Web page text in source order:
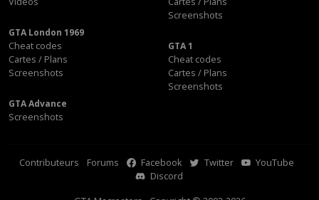
Screenshots
GTA London 1969
Cheat codes
Cartes / Plans
Screenshots
GTA 1
Cheat codes
Cartes / Plans
Screenshots
GTA Advance
Screenshots
Contributeurs Forums Facebook Twitter
YouTube
Discord